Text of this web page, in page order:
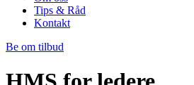
Tips & Råd
Kontakt
Be om tilbud